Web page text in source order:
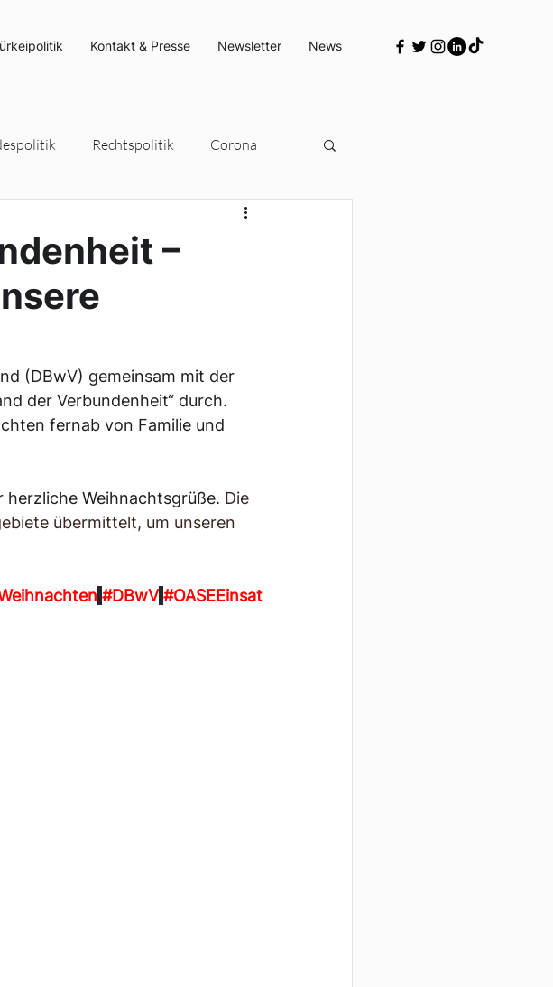
Kontakt & Presse Newsletter News
Rechtspolitik Corona
–
(DBwV) gemeinsam mit der
der Verbundenheit“ durch.
fernab von Familie und
Weihnachtsgrüße. Die
übermittelt, um unseren
#DBwV #OASEEinsat